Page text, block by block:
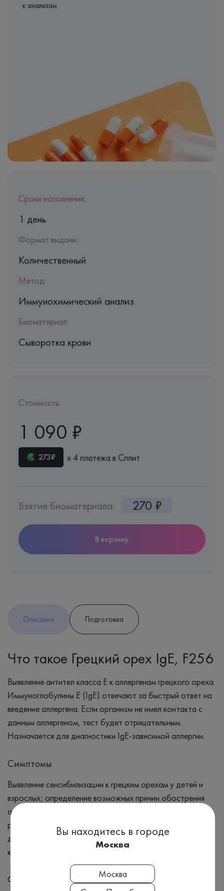
к анализам
Сроки исполнения:
1 день
Формат выдачи:
Количественный
Метод:
Иммунохимический анализ
Биоматериал:
Сыворотка крови
Стоимость:
1 090 ₽
273₽ х 4 платежа в Сплит
Взятие биоматериала: 270 ₽
В корзину
Описание Подготовка
Что такое Грецкий орех IgE, F256
Выявление антител класса Е к аллергенам грецкого ореха.
Иммуноглобулины Е (IgE) отвечают за быстрый ответ на
введение аллергена. Если организм не имел контакта с
данным аллергеном, тест будет отрицательным.
Назначается для диагностики IgE-зависимой аллергии.
Симптомы
Выявление сенсибилизации к грецким орехам у детей и
взрослых; определение возможных причин обострения
аллергического заболевания (аллергического ринита/
риноконъюнктивита, бронхиальной астмы, атопического
дерматита, ангиоотеков, крапивницы, желудочно-
кишечных расстройств, анафилактического шока).
Формат выдачи результата
Вы находитесь в городе
Москва
Москва